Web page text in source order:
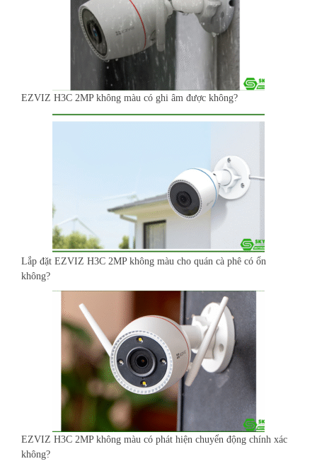
EZVIZ H3C 2MP không màu có ghi âm được không?
Lắp đặt EZVIZ H3C 2MP không màu cho quán cà phê có ổn
không?
EZVIZ H3C 2MP không màu có phát hiện chuyển động chính xác
không?